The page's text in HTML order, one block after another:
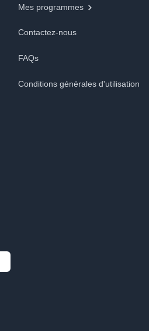
Mes programmes
Contactez-nous
FAQs
Conditions générales d'utilisation